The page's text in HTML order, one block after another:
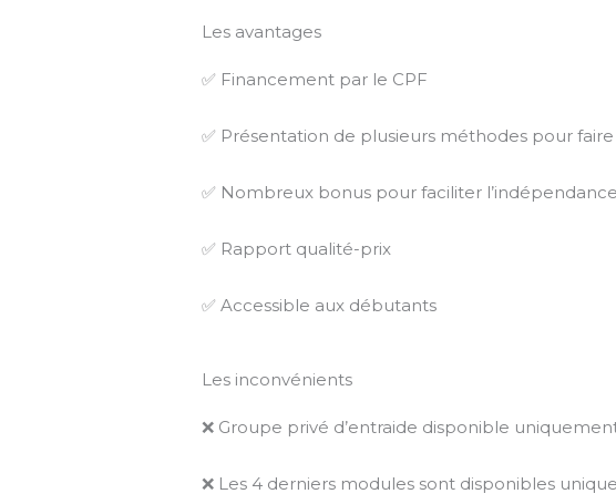
Les avantages
✅ Financement par le CPF
✅ Présentation de plusieurs méthodes pour faire
✅ Nombreux bonus pour faciliter
✅ Rapport qualité-prix
✅ Accessible aux débutants
Les inconvénients
❌ Groupe privé d’entraide disponible
❌ Les 4 derniers modules sont disponibles